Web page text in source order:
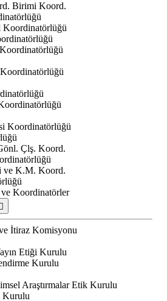
Birimi Koord.
Koordinatörlüğü
Koordinatörlüğü
Çlş. Koord.
ve K.M. Koord.
Koordinatörler
İtiraz Komisyonu
Etiği Kurulu
Kurulu
Araştırmalar Etik Kurulu
Kurulu